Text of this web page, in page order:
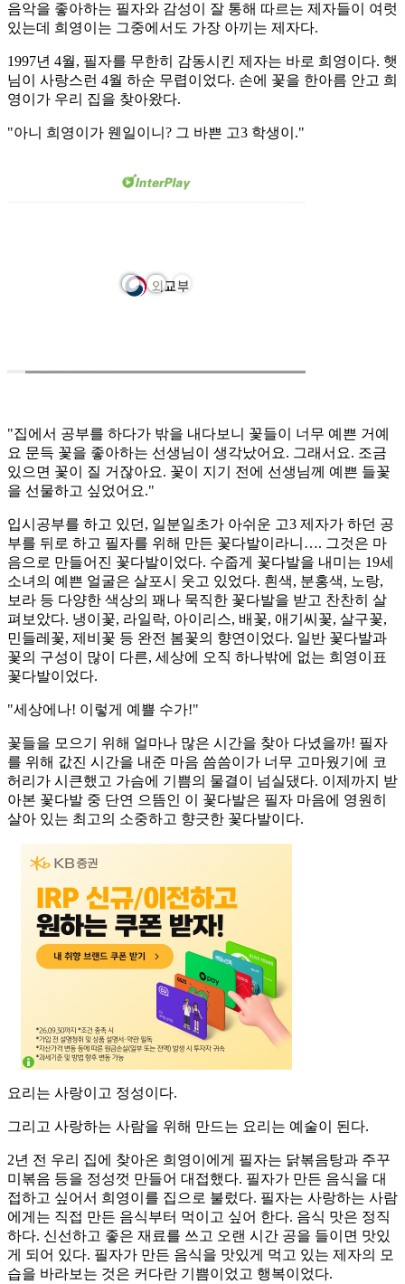
음악을 좋아하는 필자와 감성이 잘 통해 따르는 제자들이 여럿
있는데 희영이는 그중에서도 가장 아끼는 제자다.
1997년 4월, 필자를 무한히 감동시킨 제자는 바로 희영이다. 햇
님이 사랑스런 4월 하순 무렵이었다. 손에 꽃을 한아름 안고 희
영이가 우리 집을 찾아왔다.
"아니 희영이가 웬일이니? 그 바쁜 고3 학생이."
"집에서 공부를 하다가 밖을 내다보니 꽃들이 너무 예쁜 거예
요 문득 꽃을 좋아하는 선생님이 생각났어요. 그래서요. 조금
있으면 꽃이 질 거잖아요. 꽃이 지기 전에 선생님께 예쁜 들꽃
을 선물하고 싶었어요."
입시공부를 하고 있던, 일분일초가 아쉬운 고3 제자가 하던 공
부를 뒤로 하고 필자를 위해 만든 꽃다발이라니…. 그것은 마
음으로 만들어진 꽃다발이었다. 수줍게 꽃다발을 내미는 19세
소녀의 예쁜 얼굴은 살포시 웃고 있었다. 흰색, 분홍색, 노랑,
보라 등 다양한 색상의 꽤나 묵직한 꽃다발을 받고 찬찬히 살
펴보았다. 냉이꽃, 라일락, 아이리스, 배꽃, 애기씨꽃, 살구꽃,
민들레꽃, 제비꽃 등 완전 봄꽃의 향연이었다. 일반 꽃다발과
꽃의 구성이 많이 다른, 세상에 오직 하나밖에 없는 희영이표
꽃다발이었다.
"세상에나! 이렇게 예쁠 수가!"
꽃들을 모으기 위해 얼마나 많은 시간을 찾아 다녔을까! 필자
를 위해 값진 시간을 내준 마음 씀씀이가 너무 고마웠기에 코
허리가 시큰했고 가슴에 기쁨의 물결이 넘실댔다. 이제까지 받
아본 꽃다발 중 단연 으뜸인 이 꽃다발은 필자 마음에 영원히
살아 있는 최고의 소중하고 향긋한 꽃다발이다.
요리는 사랑이고 정성이다.
그리고 사랑하는 사람을 위해 만드는 요리는 예술이 된다.
2년 전 우리 집에 찾아온 희영이에게 필자는 닭볶음탕과 주꾸
미볶음 등을 정성껏 만들어 대접했다. 필자가 만든 음식을 대
접하고 싶어서 희영이를 집으로 불렀다. 필자는 사랑하는 사람
에게는 직접 만든 음식부터 먹이고 싶어 한다. 음식 맛은 정직
하다. 신선하고 좋은 재료를 쓰고 오랜 시간 공을 들이면 맛있
게 되어 있다. 필자가 만든 음식을 맛있게 먹고 있는 제자의 모
습을 바라보는 것은 커다란 기쁨이었고 행복이었다.